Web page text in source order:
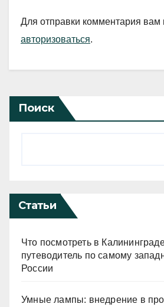
Для отправки комментария вам
авторизоваться.
Поиск
Статьи
Что посмотреть в
путеводитель по самому
России
Умные лампы: внедрение в